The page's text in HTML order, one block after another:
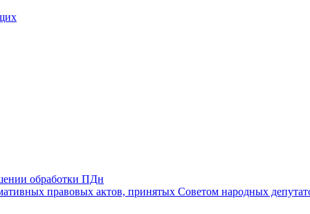
обработки ПДн
правовых актов, принятых Советом народных